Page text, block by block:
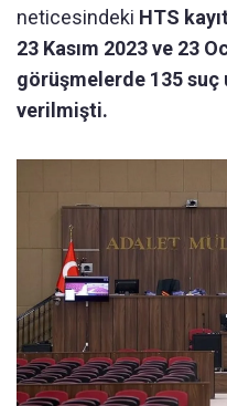
neticesindeki HTS
23 Kasım 2023 ve 23
görüşmelerde 135 suç
verilmişti.